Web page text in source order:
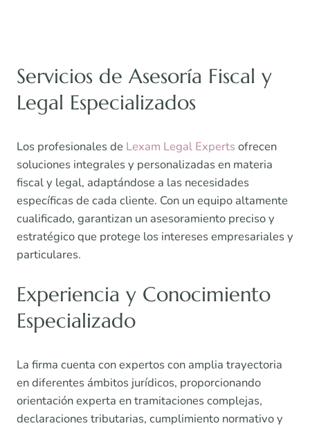
Servicios de Asesoría Fiscal y
Legal Especializados
Los profesionales de Lexam Legal Experts ofrecen
soluciones integrales y personalizadas en materia
fiscal y legal, adaptándose a las necesidades
específicas de cada cliente. Con un equipo altamente
cualificado, garantizan un asesoramiento preciso y
estratégico que protege los intereses empresariales y
particulares.
Experiencia y Conocimiento
Especializado
La firma cuenta con expertos con amplia trayectoria
en diferentes ámbitos jurídicos, proporcionando
orientación experta en tramitaciones complejas,
declaraciones tributarias, cumplimiento normativo y